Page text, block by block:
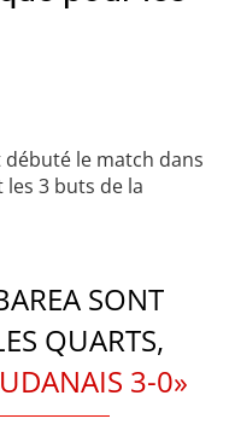
le match dans
3 buts de la
SONT
QUARTS,
3-0»